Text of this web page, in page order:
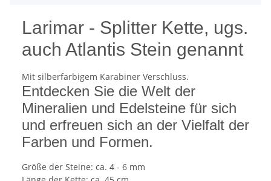
Larimar - Splitter Kette, ugs.
auch Atlantis Stein genannt
Mit silberfarbigem Karabiner Verschluss.
Entdecken Sie die Welt der
Mineralien und Edelsteine für sich
und erfreuen sich an der Vielfalt der
Farben und Formen.
Größe der Steine: ca. 4 - 6 mm